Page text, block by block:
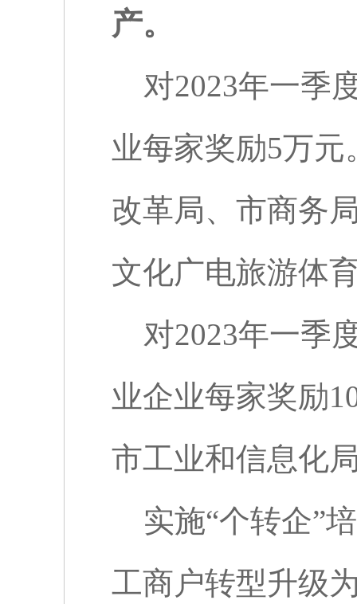
产。
对2023年一季
业每家奖励5万元
改革局、市商务
文化广电旅游体
对2023年一季
业企业每家奖励
市工业和信息化
实施“个转企”
工商户转型升级